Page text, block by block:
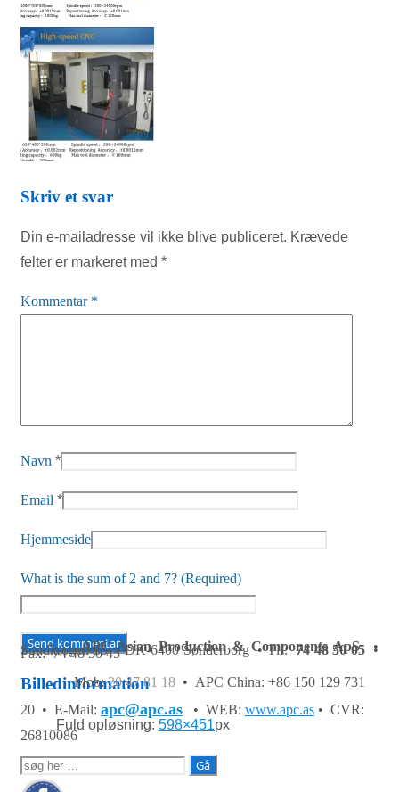
Skriv et svar
Din e-mailadresse vil ikke blive publiceret. Krævede
felter er markeret med *
Kommentar *
Navn *
Email *
Hjemmeside
What is the sum of 2 and 7? (Required)
Billedinformation
Fuld opløsning: 598×451px
APC Asian Production & Components ApS•
Sundkrogen 35 • DK-6400 Sønderborg • Tlf:74 48 50 05•
Fax: 74 48 50 45
Mob:20 47 81 18 • APC China: +86 150 129 731
20 • E-Mail: apc@apc.as • WEB: www.apc.as • CVR:
26810086
Søg
efter: